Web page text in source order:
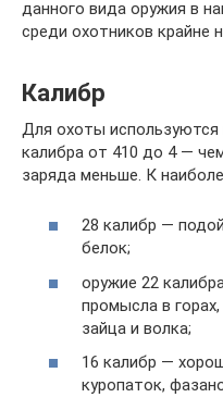
данного вида оружия в
среди охотников крайне
Калибр
Для охоты
калибра от 410 до 4 —
заряда меньше. К
28 калибр —
белок;
оружие 22
промысла в
зайца и волка;
16 калибр —
куропаток,